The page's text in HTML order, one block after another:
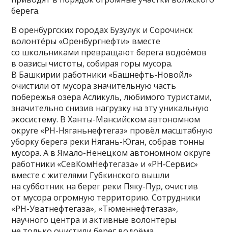
берега.
В оренбургских городах Бузулук и Сорочинск
волонтёры «Оренбургнефти» вместе
со школьниками превращают берега водоёмов
в оазисы чистоты, собирая горы мусора.
В Башкирии работники «Башнефть-Новойл»
очистили от мусора значительную часть
побережья озера Асликуль, любимого туристами,
значительно снизив нагрузку на эту уникальную
экосистему. В Ханты-Мансийском автономном
округе «РН-Няганьнефтегаз» провёл масштабную
уборку берега реки Нягань-Юган, собрав тонны
мусора. А в Ямало-Ненецком автономном округе
работники «СевКомНефтегаза» и «РН‑Сервис»
вместе с жителями Губкинского вышли
на субботник на берег реки Пяку-Пур, очистив
от мусора огромную территорию. Сотрудники
«РН-Уватнефтегаза», «Тюменнефтегаза»,
научного центра и активные волонтёры